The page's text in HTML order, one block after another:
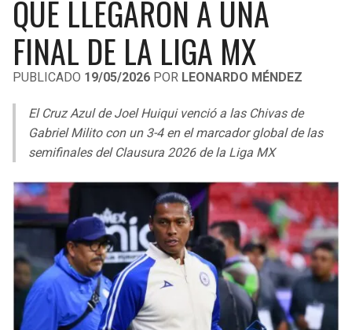
LIGA DE EXPANSIÓN MX
LEAGUES CUP
UEFA EUROPA LEAGUE
UEFA CONFERENCE LEAGUE
MLS
COPA LIBERTADORES
COPA SUDAMERICANA
LIGA BETPLAY
OTRAS LIGAS
RAIDERS
CHARGERS
RAVENS
BROWNS
STEELERS
TEXANS
COLTS
CAVALIERS
PISTONS
PACERS
HAWKS
HORNETS
HEAT
MAGIC
QUE LLEGARON A UNA
FINAL DE LA LIGA MX
PUBLICADO 19/05/2026 POR LEONARDO MÉNDEZ
El Cruz Azul de Joel Huiqui venció a las Chivas de
Gabriel Milito con un 3-4 en el marcador global de las
semifinales del Clausura 2026 de la Liga MX